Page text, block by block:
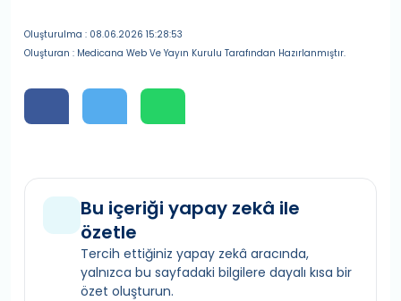
Oluşturulma : 08.06.2026 15:28:53
Oluşturan : Medicana Web Ve Yayın Kurulu Tarafından Hazırlanmıştır.
Bu içeriği yapay zekâ ile
özetle
Tercih ettiğiniz yapay zekâ aracında,
yalnızca bu sayfadaki bilgilere dayalı kısa bir
özet oluşturun.